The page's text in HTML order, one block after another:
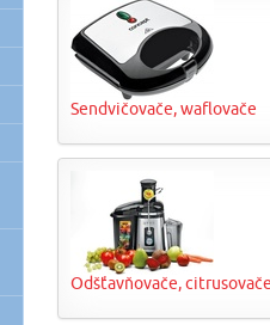
Sendvičovače, waflovače
Odšťavňovače,